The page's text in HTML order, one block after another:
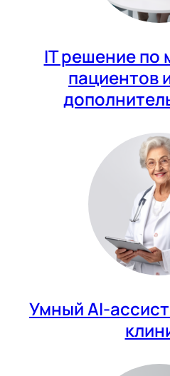
IT решение по
пациентов
Умный AI-